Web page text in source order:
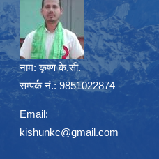
नाम: कृष्ण के.सी.
सम्पर्क नं.: 9851022874
Email:
kishunkc@gmail.com